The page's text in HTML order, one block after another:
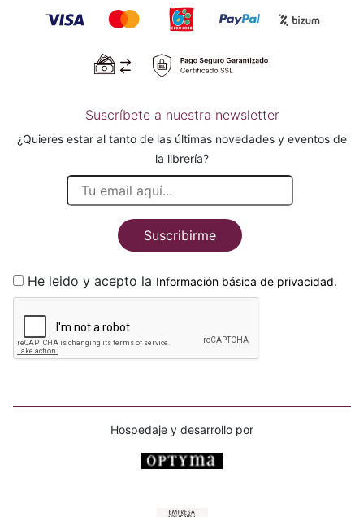
Suscríbete a nuestra newsletter
¿Quieres estar al tanto de las últimas novedades y eventos de
la librería?
Suscribirme
He leido y acepto la Información básica de privacidad.
Hospedaje y desarrollo por